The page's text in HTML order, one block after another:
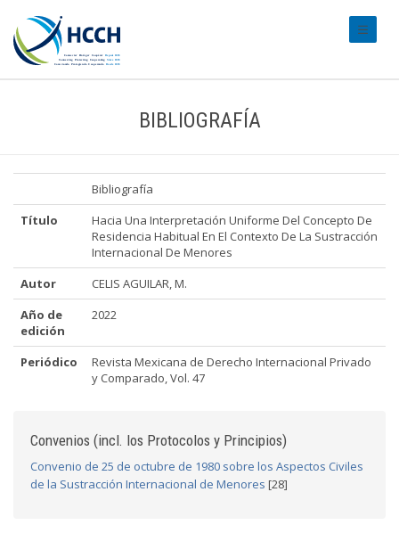
BIBLIOGRAFÍA
Bibliografía
Título
Hacia Una Interpretación Uniforme Del Concepto De
Residencia Habitual En El Contexto De La Sustracción
Internacional De Menores
Autor
CELIS AGUILAR, M.
Año de
edición
2022
Periódico
Revista Mexicana de Derecho Internacional Privado
y Comparado, Vol. 47
Convenios (incl. los Protocolos y Principios)
Convenio de 25 de octubre de 1980 sobre los Aspectos Civiles
de la Sustracción Internacional de Menores [28]